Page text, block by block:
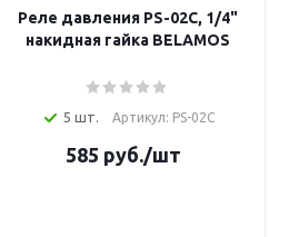
Реле давления PS-02C, 1/4"
накидная гайка BELAMOS
5 шт. Артикул: PS-02C
585 руб./шт